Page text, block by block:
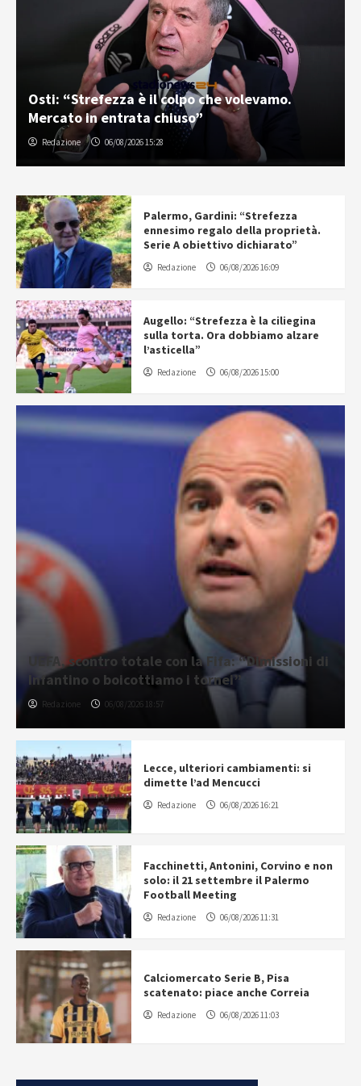
Osti: “Strefezza è il colpo che volevamo.
Mercato in entrata chiuso”
Redazione 06/08/2026 15:28
Palermo, Gardini: “Strefezza
ennesimo regalo della proprietà.
Serie A obiettivo dichiarato”
Redazione 06/08/2026 16:09
Augello: “Strefezza è la ciliegina
sulla torta. Ora dobbiamo alzare
l’asticella”
Redazione 06/08/2026 15:00
UEFA, scontro totale con la Fifa: “Dimissioni di
Infantino o boicottiamo i tornei”
Redazione 06/08/2026 18:57
Lecce, ulteriori cambiamenti: si
dimette l’ad Mencucci
Redazione 06/08/2026 16:21
Facchinetti, Antonini, Corvino e non
solo: il 21 settembre il Palermo
Football Meeting
Redazione 06/08/2026 11:31
Calciomercato Serie B, Pisa
scatenato: piace anche Correia
Redazione 06/08/2026 11:03